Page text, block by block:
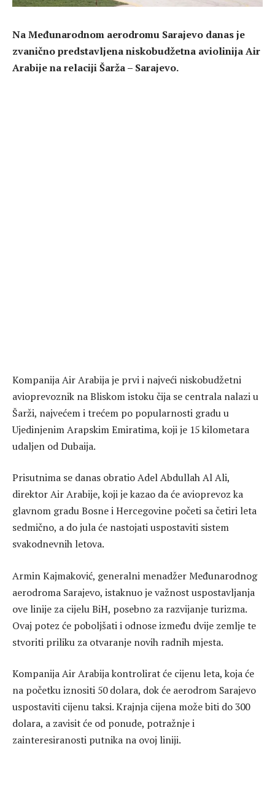
Na Međunarodnom aerodromu Sarajevo danas je
zvanično predstavljena niskobudžetna aviolinija Air
Arabije na relaciji Šarža – Sarajevo.
Kompanija Air Arabija je prvi i najveći niskobudžetni
avioprevoznik na Bliskom istoku čija se centrala nalazi u
Šarži, najvećem i trećem po popularnosti gradu u
Ujedinjenim Arapskim Emiratima, koji je 15 kilometara
udaljen od Dubaija.
Prisutnima se danas obratio Adel Abdullah Al Ali,
direktor Air Arabije, koji je kazao da će avioprevoz ka
glavnom gradu Bosne i Hercegovine početi sa četiri leta
sedmično, a do jula će nastojati uspostaviti sistem
svakodnevnih letova.
Armin Kajmaković, generalni menadžer Međunarodnog
aerodroma Sarajevo, istaknuo je važnost uspostavljanja
ove linije za cijelu BiH, posebno za razvijanje turizma.
Ovaj potez će poboljšati i odnose između dvije zemlje te
stvoriti priliku za otvaranje novih radnih mjesta.
Kompanija Air Arabija kontrolirat će cijenu leta, koja će
na početku iznositi 50 dolara, dok će aerodrom Sarajevo
uspostaviti cijenu taksi. Krajnja cijena može biti do 300
dolara, a zavisit će od ponude, potražnje i
zainteresiranosti putnika na ovoj liniji.